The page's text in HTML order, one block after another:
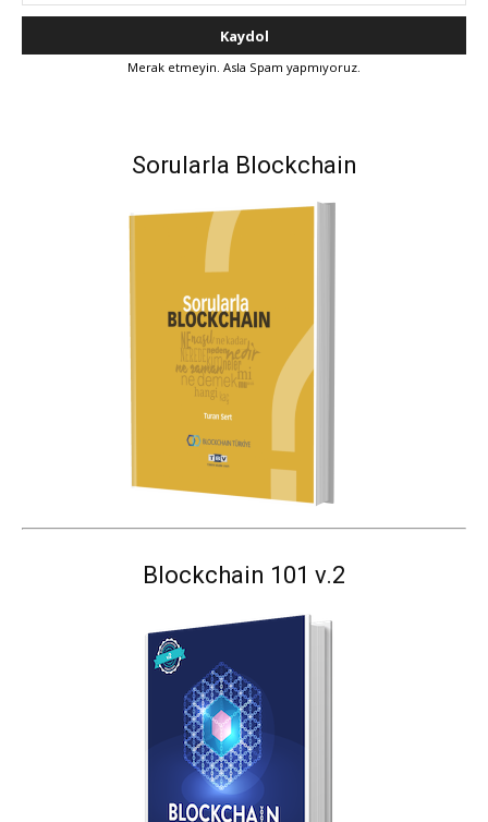
Merak etmeyin. Asla Spam yapmıyoruz.
Sorularla Blockchain
Blockchain 101 v.2